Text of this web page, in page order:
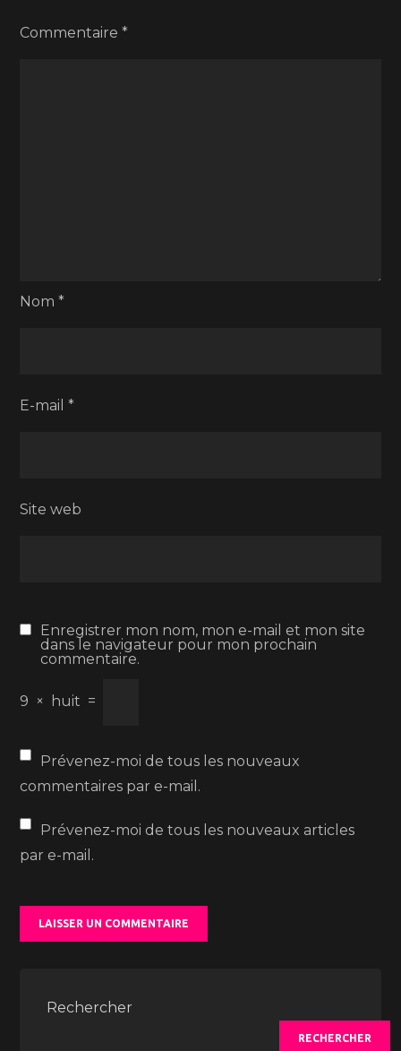
Commentaire*
Nom*
E-mail*
Site web
Enregistrer mon nom, mon e-mail et mon site
dans le navigateur pour mon prochain
commentaire.
9 × huit =
Prévenez-moi de tous les nouveaux
commentaires par e-mail.
Prévenez-moi de tous les nouveaux articles
par e-mail.
Rechercher
RECHERCHER